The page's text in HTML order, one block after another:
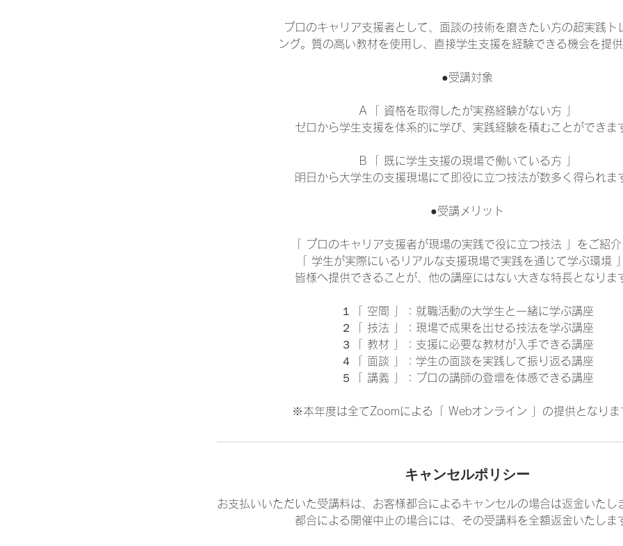
プロのキャリア支援者として、面談の技術を磨きたい方の超実践ト
ング。質の高い教材を使用し、直接学生支援を経験できる機会を提供
●受講対象
Ａ「 資格を取得したが実務経験がない方 」
ゼロから学生支援を体系的に学び、実践経験を積むことができま
Ｂ「 既に学生支援の現場で働いている方 」
明日から大学生の支援現場にて即役に立つ技法が数多く得られま
●受講メリット
「 プロのキャリア支援者が現場の実践で役に立つ技法 」をご紹介
「 学生が実際にいるリアルな支援現場で実践を通じて学ぶ環境
皆様へ提供できることが、他の講座にはない大きな特長となりま
１「 空間 」：就職活動の大学生と一緒に学ぶ講座
２「 技法 」：現場で成果を出せる技法を学ぶ講座
３「 教材 」：支援に必要な教材が入手できる講座
４「 面談 」：学生の面談を実践して振り返る講座
５「 講義 」：プロの講師の登壇を体感できる講座
※本年度は全てZoomによる「 Webオンライン 」の提供となりま
キャンセルポリシー
お支払いいただいた受講料は、お客様都合によるキャンセルの場合は返金いたし
都合による開催中止の場合には、その受講料を全額返金いたしま